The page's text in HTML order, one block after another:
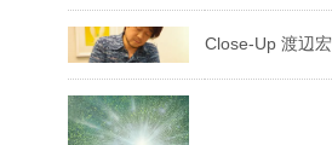
Close-Up 渡辺宏